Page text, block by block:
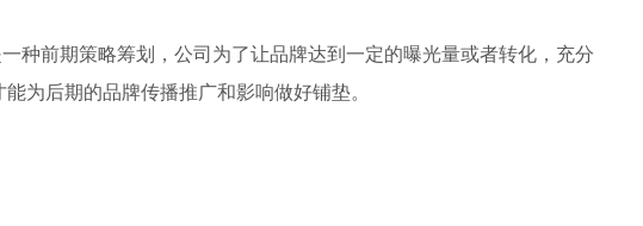
种前期策略筹划，公司为了让品牌达到一定的曝光量或者转化，充分
为后期的品牌传播推广和影响做好铺垫。